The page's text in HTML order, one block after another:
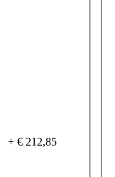
+ € 212,85